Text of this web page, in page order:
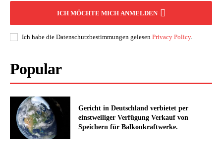
ICH MÖCHTE MICH ANMELDEN
Ich habe die Datenschutzbestimmungen gelesen Privacy Policy.
Popular
Gericht in Deutschland verbietet per
einstweiliger Verfügung Verkauf von
Speichern für Balkonkraftwerke.